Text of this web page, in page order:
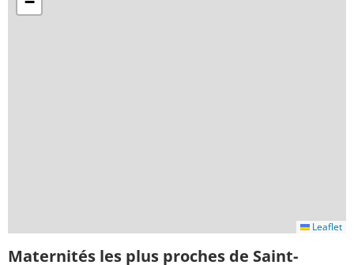
Leaflet
Maternités les plus proches de Saint-